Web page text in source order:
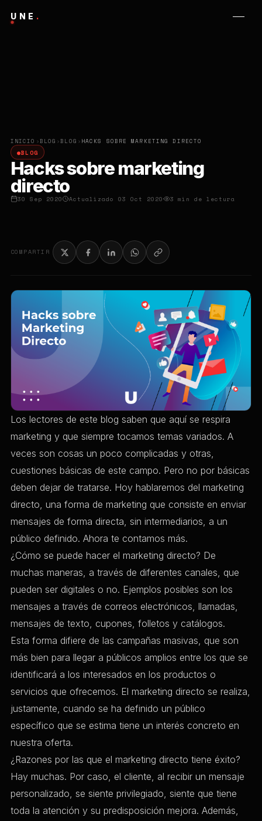
UNE .
INICIO ›BLOG ›BLOG › HACKS SOBRE MARKETING DIRECTO
●BLOG
Hacks sobre marketing
directo
30 Sep 2020 Actualizado 03 Oct 2020 3 min de lectura
COMPARTIR
Los lectores de este blog saben que aquí se respira
marketing y que siempre tocamos temas variados. A
veces son cosas un poco complicadas y otras,
cuestiones básicas de este campo. Pero no por básicas
deben dejar de tratarse. Hoy hablaremos del marketing
directo, una forma de marketing que consiste en enviar
mensajes de forma directa, sin intermediarios, a un
público definido. Ahora te contamos más.
¿Cómo se puede hacer el marketing directo? De
muchas maneras, a través de diferentes canales, que
pueden ser digitales o no. Ejemplos posibles son los
mensajes a través de correos electrónicos, llamadas,
mensajes de texto, cupones, folletos y catálogos.
Esta forma difiere de las campañas masivas, que son
más bien para llegar a públicos amplios entre los que se
identificará a los interesados en los productos o
servicios que ofrecemos. El marketing directo se realiza,
justamente, cuando se ha definido un público
específico que se estima tiene un interés concreto en
nuestra oferta.
¿Razones por las que el marketing directo tiene éxito?
Hay muchas. Por caso, el cliente, al recibir un mensaje
personalizado, se siente privilegiado, siente que tiene
toda la atención y su predisposición mejora. Además,